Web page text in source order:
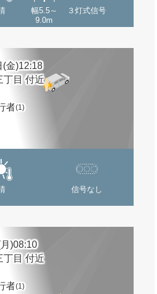
幅5.5～
9.0m
３灯式信号
(金)12:18
丁目 付近
者(1)
信号なし
)08:10
丁目 付近
者(1)